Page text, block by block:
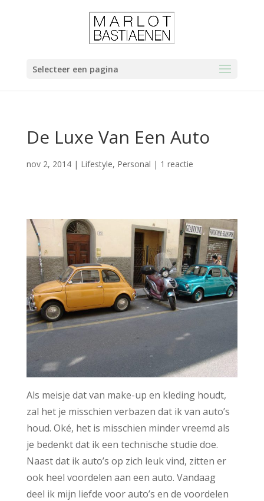
Selecteer een pagina
De Luxe Van Een Auto
nov 2, 2014| Lifestyle, Personal | 1 reactie
Als meisje dat van make-up en kleding houdt,
zal het je misschien verbazen dat ik van auto’s
houd. Oké, het is misschien minder vreemd als
je bedenkt dat ik een technische studie doe.
Naast dat ik auto’s op zich leuk vind, zitten er
ook heel voordelen aan een auto. Vandaag
deel ik mijn liefde voor auto’s en de voordelen